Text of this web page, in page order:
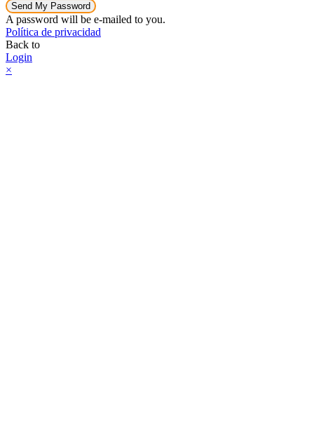
Send My Password
A password will be e-mailed to you.
Política de privacidad
Back to
Login
×